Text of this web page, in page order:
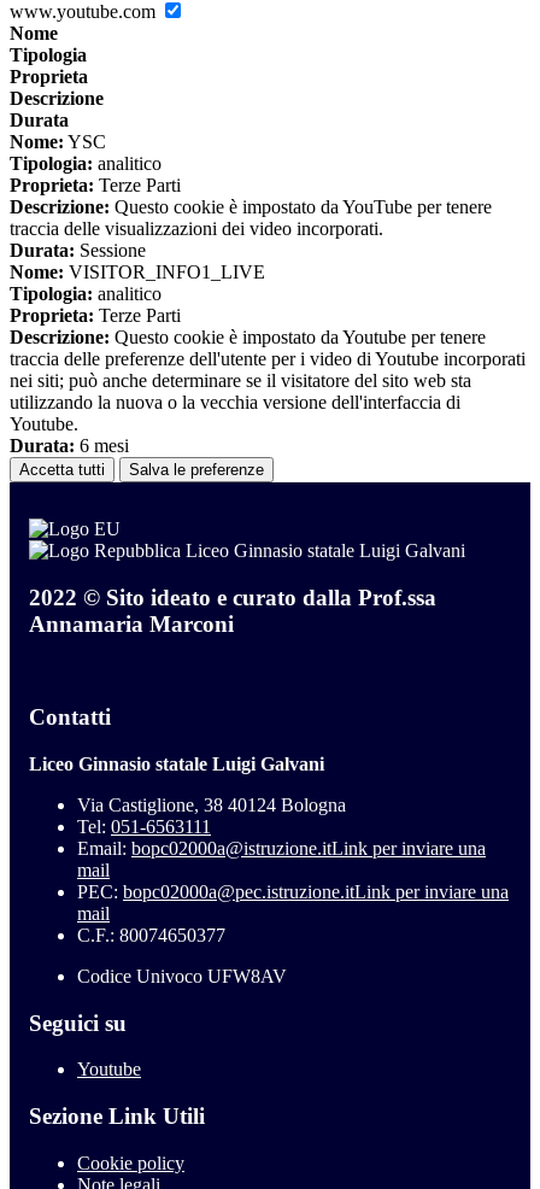
www.youtube.com
Nome
Tipologia
Proprieta
Descrizione
Durata
Nome: YSC
Tipologia: analitico
Proprieta: Terze Parti
Descrizione: Questo cookie è impostato da YouTube per tenere
traccia delle visualizzazioni dei video incorporati.
Durata: Sessione
Nome: VISITOR_INFO1_LIVE
Tipologia: analitico
Proprieta: Terze Parti
Descrizione: Questo cookie è impostato da Youtube per tenere
traccia delle preferenze dell'utente per i video di Youtube incorporati
nei siti; può anche determinare se il visitatore del sito web sta
utilizzando la nuova o la vecchia versione dell'interfaccia di
Youtube.
Durata: 6 mesi
Accetta tutti Salva le preferenze
Liceo Ginnasio statale Luigi Galvani
2022 © Sito ideato e curato dalla Prof.ssa
Annamaria Marconi
Contatti
Liceo Ginnasio statale Luigi Galvani
Via Castiglione, 38 40124 Bologna
Tel: 051-6563111
Email: bopc02000a@istruzione.itLink per inviare una
mail
PEC: bopc02000a@pec.istruzione.itLink per inviare una
mail
C.F.: 80074650377
Codice Univoco UFW8AV
Seguici su
Youtube
Sezione Link Utili
Cookie policy
Note legali